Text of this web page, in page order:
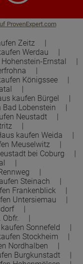
GmbH
ProvenExpert.com
Zeitz
Werdau
Ernstal
Königssee
kaufen Bürgel
Bad Lobenstein
Neustadt
kaufen Weida
Meuselwitz
bei Coburg
Steinach
Frankenblick
Untersiemau
Sonnefeld
Stockheim
Nordhalben
Burgkunstadt